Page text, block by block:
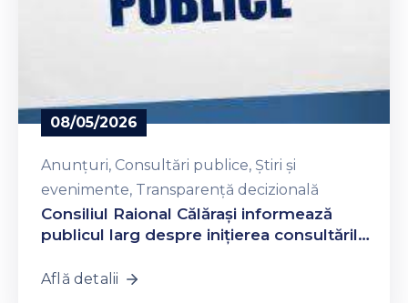
08/05/2026
Anunțuri‚ Consultări publice‚ Știri și
evenimente‚ Transparență decizională
Consiliul Raional Călăraşi informează
publicul larg despre inițierea consultărilor
vor fi examinate în cadrul ședinței
Află detalii